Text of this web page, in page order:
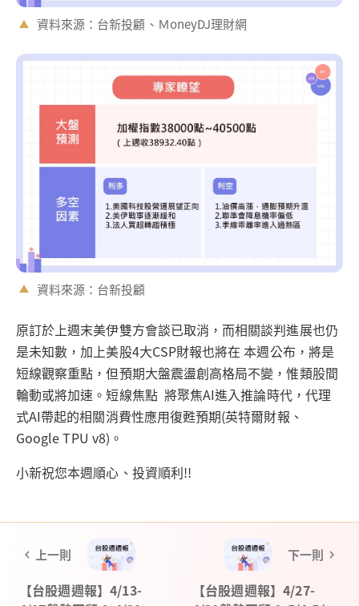
資料來源：台新投顧、ＭoneyDJ理財網
資料來源：台新投顧
原訂於上週末美伊雙方會談已取消，而相關談判進展也仍
是未知數，加上美股4大CSP財報也將在 本週公布，將是
短線觀察重點，但預期大盤震盪創高格局不變，惟類股間
輪動或將加速。短線焦點 將聚焦AI進入推論時代，代理
式AI帶起的相關消費性應用復甦預期(英特爾財報、
Google TPU v8)。
小新祝您本週順心、投資順利!!
上一則
【台股週週報】4/13-
下一則
【台股週週報】4/27-